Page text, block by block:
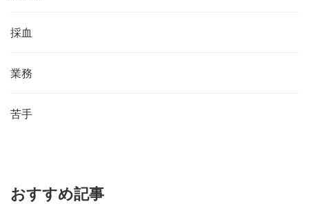
採血
業務
苦手
おすすめ記事